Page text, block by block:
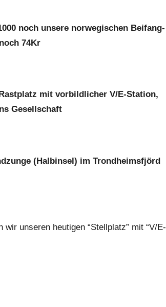
noch unsere norwegischen Beifang-
74Kr
mit vorbildlicher V/E-Station,
Gesellschaft
(Halbinsel) im Trondheimsfjörd
unseren heutigen “Stellplatz” mit “V/E-